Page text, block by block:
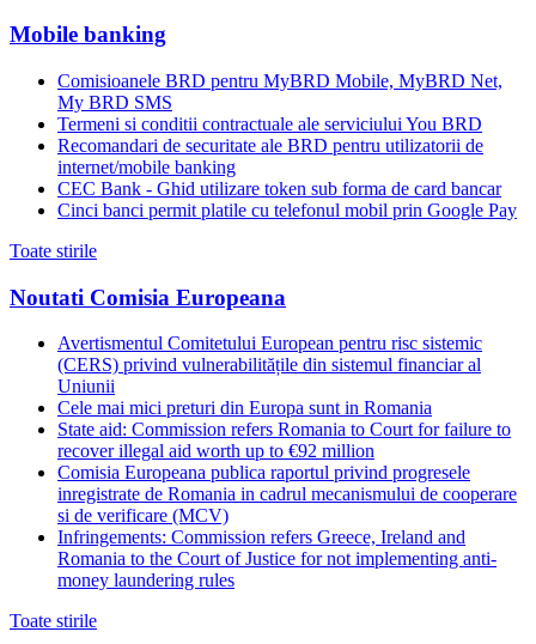
Mobile banking
Comisioanele BRD pentru MyBRD Mobile, MyBRD Net,
My BRD SMS
Termeni si conditii contractuale ale serviciului You BRD
Recomandari de securitate ale BRD pentru utilizatorii de
internet/mobile banking
CEC Bank - Ghid utilizare token sub forma de card bancar
Cinci banci permit platile cu telefonul mobil prin Google Pay
Toate stirile
Noutati Comisia Europeana
Avertismentul Comitetului European pentru risc sistemic
(CERS) privind vulnerabilitățile din sistemul financiar al
Uniunii
Cele mai mici preturi din Europa sunt in Romania
State aid: Commission refers Romania to Court for failure to
recover illegal aid worth up to €92 million
Comisia Europeana publica raportul privind progresele
inregistrate de Romania in cadrul mecanismului de cooperare
si de verificare (MCV)
Infringements: Commission refers Greece, Ireland and
Romania to the Court of Justice for not implementing anti-
money laundering rules
Toate stirile